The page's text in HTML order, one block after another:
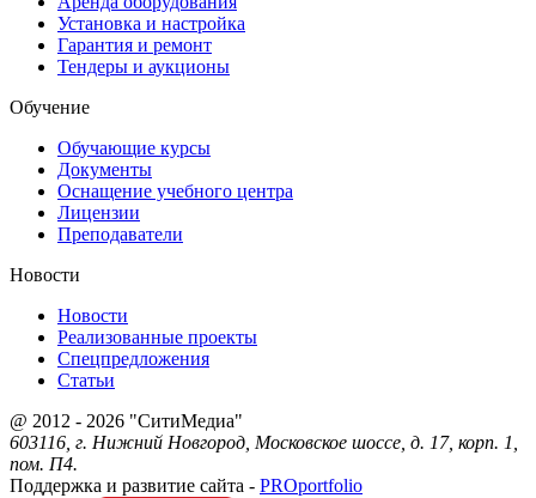
Установка и настройка
Гарантия и ремонт
Тендеры и аукционы
Обучение
Обучающие курсы
Документы
Оснащение учебного центра
Лицензии
Преподаватели
Новости
Новости
Реализованные проекты
Спецпредложения
Статьи
@ 2012 - 2026 "СитиМедиа"
603116, г. Нижний Новгород, Московское шоссе, д. 17, корп. 1,
пом. П4.
Поддержка и развитие сайта - PROportfolio